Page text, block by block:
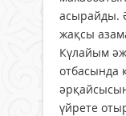
асырайды.
жақсы
Күлайым
отбасында
үйрете